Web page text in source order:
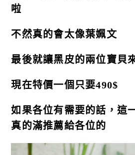
啦
不然真的會太像葉姵文
最後就讓黑皮的兩位寶貝
現在特價一個只要490$
如果各位有需要的話，這
真的滿推薦給各位的